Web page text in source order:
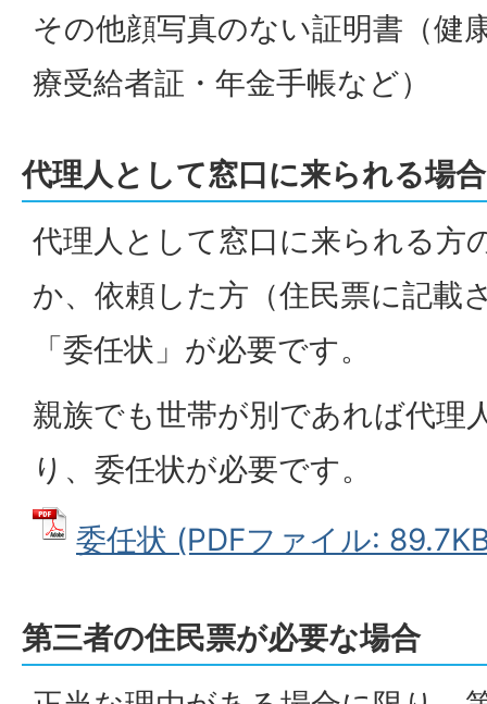
その他顔写真のない証明書（健
療受給者証・年金手帳など）
代理人として窓口に来られる場合
代理人として窓口に来られる方
か、依頼した方（住民票に記載
「委任状」が必要です。
親族でも世帯が別であれば代理
り、委任状が必要です。
委任状 (PDFファイル:
第三者の住民票が必要な場合